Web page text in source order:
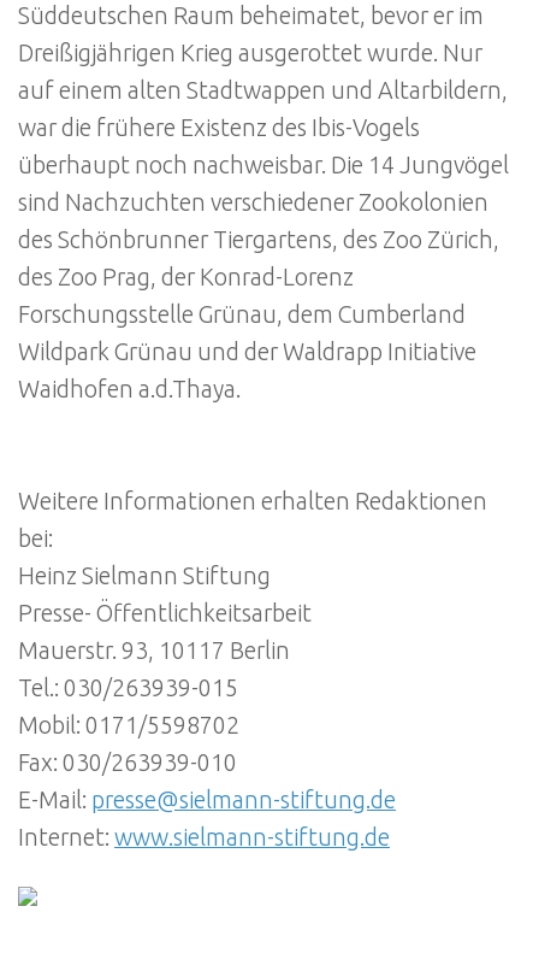
Süddeutschen Raum beheimatet, bevor er im
Dreißigjährigen Krieg ausgerottet wurde. Nur
auf einem alten Stadtwappen und Altarbildern,
war die frühere Existenz des Ibis-Vogels
überhaupt noch nachweisbar. Die 14 Jungvögel
sind Nachzuchten verschiedener Zookolonien
des Schönbrunner Tiergartens, des Zoo Zürich,
des Zoo Prag, der Konrad-Lorenz
Forschungsstelle Grünau, dem Cumberland
Wildpark Grünau und der Waldrapp Initiative
Waidhofen a.d.Thaya.
Weitere Informationen erhalten Redaktionen
bei:
Heinz Sielmann Stiftung
Presse- Öffentlichkeitsarbeit
Mauerstr. 93, 10117 Berlin
Tel.: 030/263939-015
Mobil: 0171/5598702
Fax: 030/263939-010
E-Mail: presse@sielmann-stiftung.de
Internet: www.sielmann-stiftung.de